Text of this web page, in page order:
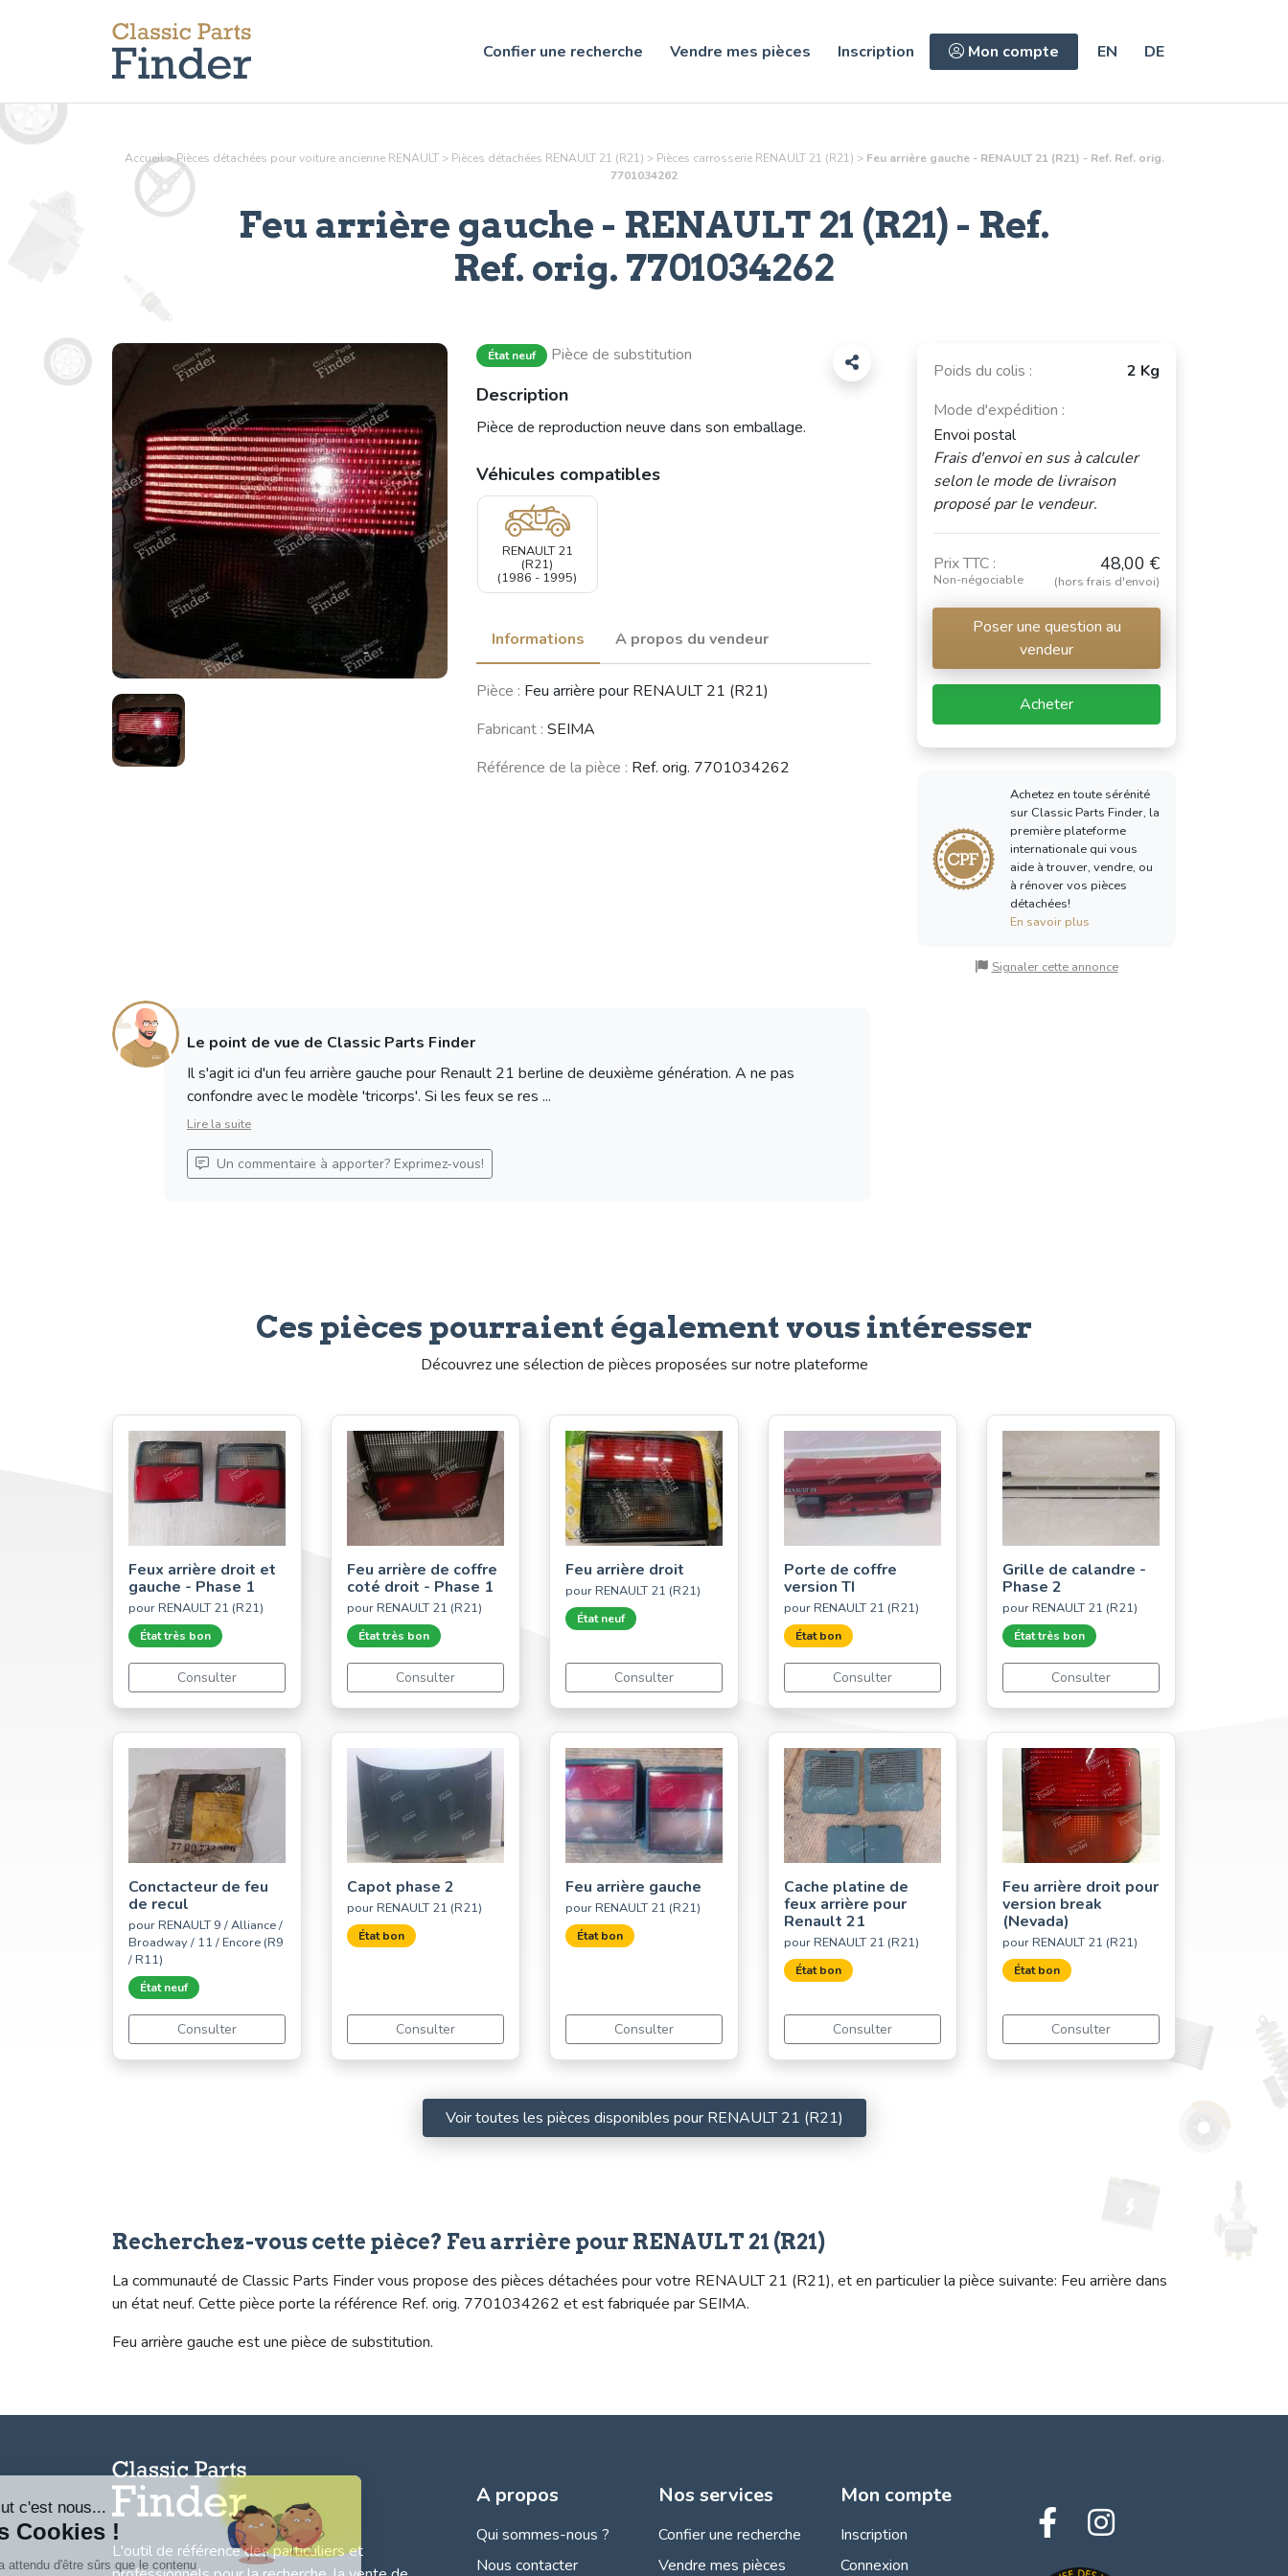
Confier une recherche Vendre mes pièces Inscription Mon compte EN DE
Accueil>Pièces détachées pour voiture ancienne RENAULT > Pièces détachées RENAULT 21 (R21) > Pièces carrosserieRENAULT 21 (R21) > Feu arrière gauche - RENAULT 21 (R21) - Ref. Ref. orig.
7701034262
Feu arrière gauche - RENAULT 21 (R21) - Ref.
Ref. orig. 7701034262
État neuf Pièce de substitution
Description
Pièce de reproduction neuve dans son emballage.
Véhicules compatibles
RENAULT 21
(R21)
(1986 - 1995)
Informations A propos du vendeur
Pièce : Feu arrière pour RENAULT 21 (R21)
Fabricant : SEIMA
Référence de la pièce : Ref. orig. 7701034262
Poids du colis :
2 Kg
Mode d'expédition :
Envoi postal
Frais d'envoi en sus à calculer
selon le mode de livraison
proposé par le vendeur.
Prix TTC :
Non-négociable
48,00 €
(hors frais d'envoi)
Poser une question au
vendeur
Acheter
Achetez en toute sérénité
sur Classic Parts Finder, la
première plateforme
internationale qui vous
aide à trouver, vendre, ou
à rénover vos pièces
détachées!
En savoir plus
Signaler cette annonce
Le point de vue de Classic Parts Finder
Il s'agit ici d'un feu arrière gauche pour Renault 21 berline de deuxième génération. A ne pas
confondre avec le modèle 'tricorps'. Si les feux se res ...
Lire la suite
Un commentaire à apporter? Exprimez-vous!
Ces pièces pourraient également vous intéresser
Découvrez une sélection de pièces proposées sur notre plateforme
Feux arrière droit et
gauche - Phase 1
pour RENAULT 21 (R21)
État très bon
Consulter
Feu arrière de coffre
coté droit - Phase 1
pour RENAULT 21 (R21)
État très bon
Consulter
Feu arrière droit
pour RENAULT 21 (R21)
État neuf
Consulter
Porte de coffre
version TI
pour RENAULT 21 (R21)
État bon
Consulter
Grille de calandre -
Phase 2
pour RENAULT 21 (R21)
État très bon
Consulter
Conctacteur de feu
de recul
pour RENAULT 9 / Alliance /
Broadway / 11 / Encore (R9
/ R11)
État neuf
Consulter
Capot phase 2
pour RENAULT 21 (R21)
État bon
Consulter
Feu arrière gauche
pour RENAULT 21 (R21)
État bon
Consulter
Cache platine de
feux arrière pour
Renault 21
pour RENAULT 21 (R21)
État bon
Consulter
Feu arrière droit pour
version break
(Nevada)
pour RENAULT 21 (R21)
État bon
Consulter
Voir toutes les pièces disponibles pour RENAULT 21 (R21)
Recherchez-vous cette pièce? Feu arrière pour RENAULT 21 (R21)
La communauté de Classic Parts Finder vous propose des pièces détachées pour votre RENAULT 21 (R21), et en particulier la pièce suivante: Feu arrière dans
un état neuf. Cette pièce porte la référence Ref. orig. 7701034262 et est fabriquée par SEIMA.
Feu arrière gauche est une pièce de substitution.
L'outil de référence des particuliers et
A propos
Qui sommes-nous ?
Nous contacter
Nos services
Confier une recherche
Vendre mes pièces
Mon compte
Inscription
Connexion
Salut c'est nous...
les Cookies !
On a attendu d'être sûrs que le contenu